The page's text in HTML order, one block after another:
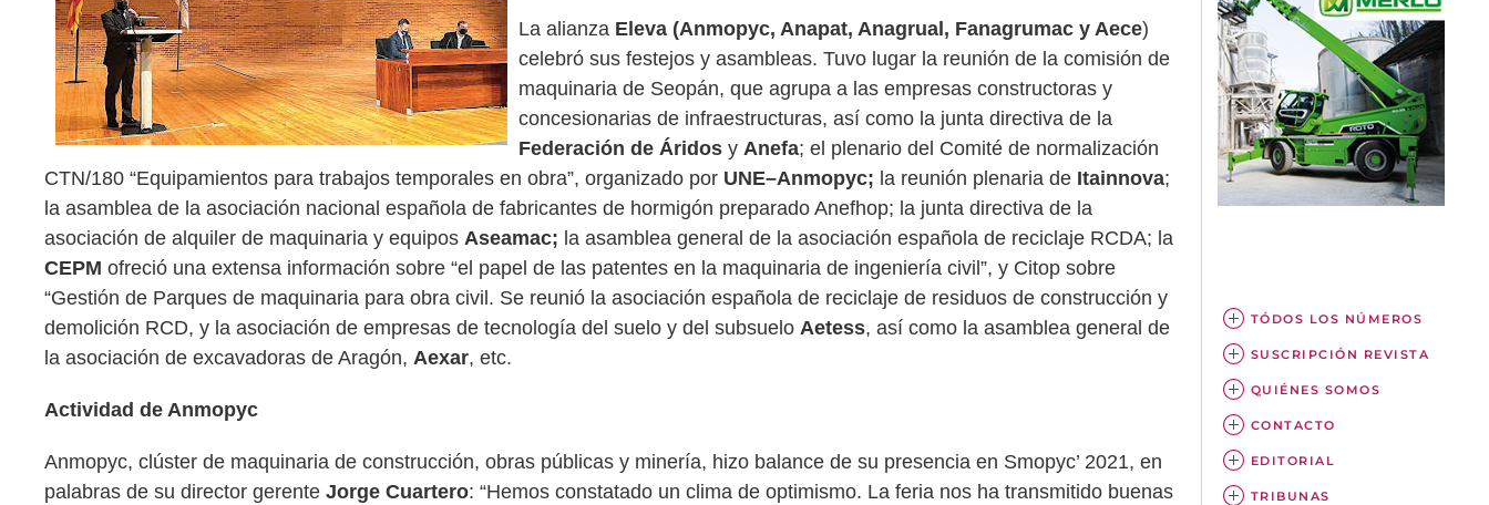
La alianza Eleva (Anmopyc, Anapat, Anagrual, Fanagrumac y Aece)
celebró sus festejos y asambleas. Tuvo lugar la reunión de la comisión de
maquinaria de Seopán, que agrupa a las empresas constructoras y
concesionarias de infraestructuras, así como la junta directiva de la
Federación de Áridos y Anefa; el plenario del Comité de normalización
CTN/180 “Equipamientos para trabajos temporales en obra”, organizado por UNE–Anmopyc; la reunión plenaria de Itainnova;
la asamblea de la asociación nacional española de fabricantes de hormigón preparado Anefhop; la junta directiva de la
asociación de alquiler de maquinaria y equipos Aseamac; la asamblea general de la asociación española de reciclaje RCDA; la
CEPM ofreció una extensa información sobre “el papel de las patentes en la maquinaria de ingeniería civil”, y Citop sobre
“Gestión de Parques de maquinaria para obra civil. Se reunió la asociación española de reciclaje de residuos de construcción y
demolición RCD, y la asociación de empresas de tecnología del suelo y del subsuelo Aetess, así como la asamblea general de
la asociación de excavadoras de Aragón, Aexar, etc.
Actividad de Anmopyc
Anmopyc, clúster de maquinaria de construcción, obras públicas y minería, hizo balance de su presencia en Smopyc’ 2021, en
palabras de su director gerente Jorge Cuartero: “Hemos constatado un clima de optimismo. La feria nos ha transmitido buenas
TÓDOS LOS NÚMEROS
SUSCRIPCIÓN REVISTA
QUIÉNES SOMOS
CONTACTO
EDITORIAL
TRIBUNAS